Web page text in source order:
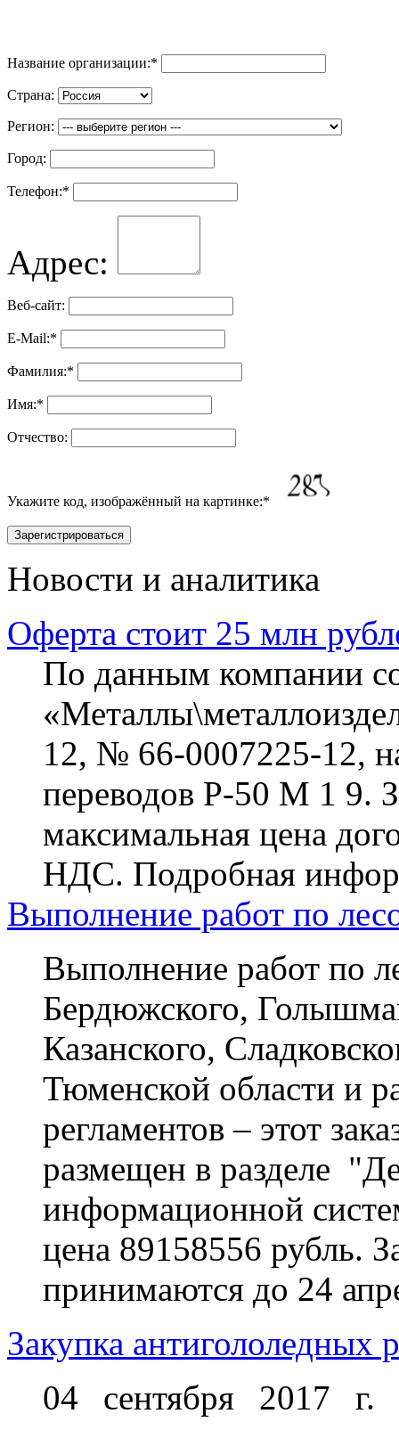
Название организации:*
Страна:
Регион:
Город:
Телефон:*
Адрес:
Веб-сайт:
E-Mail:*
Фамилия:*
Имя:*
Отчество:
Укажите код, изображённый на картинке:*
Новости и аналитика
Оферта стоит 25 млн
По данным компании
12, № 66-0007225-12,
переводов Р-50 М 1 9.
максимальная цена
НДС. Подробная
Выполнение работ по
Выполнение работ по
Бердюжского,
Казанского,
Тюменской области и
регламентов – этот
размещен в разделе
информационной
цена 89158556 рубль.
принимаются до 24
Закупка антигололедных
04 сентября 2017 г.